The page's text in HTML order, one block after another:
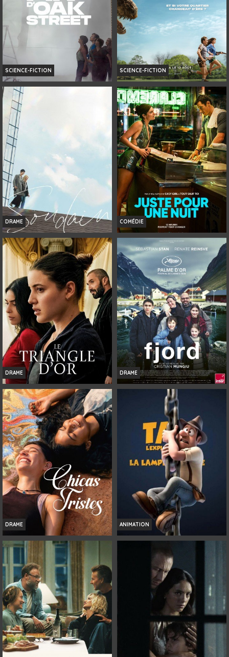
SCIENCE-FICTION
LA FIN D’OAK STREET
SCIENCE-FICTION
LA FIN D'OAK STREET
Horaires et Infos
Bande-annonce
Réservation
AVERT. TOUT PUBLIC
DRAME
SOUDAIN
Infos
Bande-annonce
COMÉDIE
JUSTE POUR UNE NUIT
Infos
Bande-annonce
DRAME
LE TRIANGLE D'OR
Infos
Bande-annonce
DRAME
Bande-annonce
DRAME
CHICAS TRISTES
Infos
Bande-annonce
ANIMATION
Infos
Bande-annonce